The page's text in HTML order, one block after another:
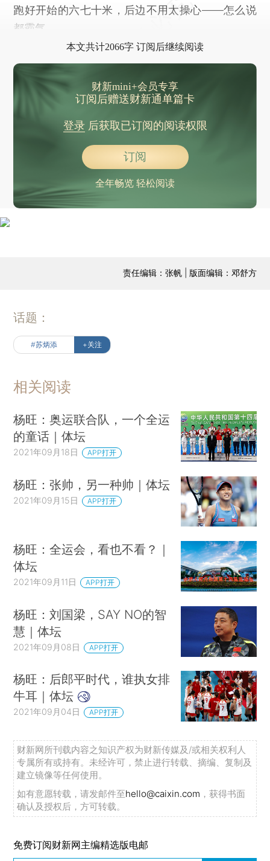
跑好开始的六七十米，后边不用太操心——怎么说
都霸气。
本文共计2066字 订阅后继续阅读
财新mini+会员专享
订阅后赠送财新通单篇卡
登录后获取已订阅的阅读权限
订阅
全年畅览 轻松阅读
责任编辑：张帆 | 版面编辑：邓舒方
话题：
#苏炳添 +关注
相关阅读
杨旺：奥运联合队，一个全运
的童话｜体坛
2021年09月18日 APP打开
杨旺：张帅，另一种帅｜体坛
2021年09月15日 APP打开
杨旺：全运会，看也不看？｜
体坛
2021年09月11日 APP打开
杨旺：刘国梁，SAY NO的智
慧｜体坛
2021年09月08日 APP打开
杨旺：后郎平时代，谁执女排
牛耳｜体坛
2021年09月04日 APP打开
财新网所刊载内容之知识产权为财新传媒及/或相关权利人
专属所有或持有。未经许可，禁止进行转载、摘编、复制及
建立镜像等任何使用。
如有意愿转载，请发邮件至hello@caixin.com ，获得书面
确认及授权后，方可转载。
免费订阅财新网主编精选版电邮